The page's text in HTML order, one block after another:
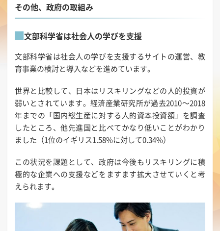
その他、政府の取組み
文部科学省は社会人の学びを支援
文部科学省は社会人の学びを支援するサイトの運営、教
育事業の検討と導入などを進めています。
世界と比較して、日本はリスキリングなどの人的投資が
弱いとされています。経済産業研究所が過去2010～2018
年までの「国内総生産に対する人的資本投資額」を調査
したところ、他先進国と比べてかなり低いことがわかり
ました（1位のイギリス1.58%に対して0.34%）
この状況を課題として、政府は今後もリスキリングに積
極的な企業への支援などをますます拡大させていくと考
えられます。